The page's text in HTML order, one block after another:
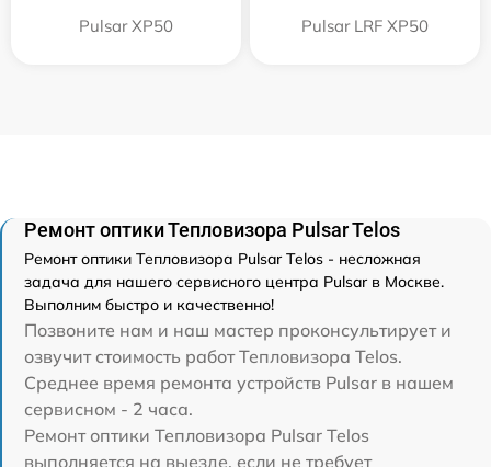
Pulsar XP50 Pulsar LRF XP50
Ремонт оптики Тепловизора Pulsar Telos
Ремонт оптики Тепловизора Pulsar Telos - несложная
задача для нашего сервисного центра Pulsar в Москве.
Выполним быстро и качественно!
Позвоните нам и наш мастер проконсультирует и
озвучит стоимость работ Тепловизора Telos.
Среднее время ремонта устройств Pulsar в нашем
сервисном - 2 часа.
Ремонт оптики Тепловизора Pulsar Telos
выполняется на выезде, если не требует